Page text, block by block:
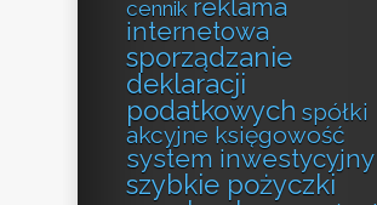
cennik reklama
internetowa
sporządzanie
deklaracji
podatkowych spółki
akcyjne księgowość
system inwestycyjny
szybkie pożyczki